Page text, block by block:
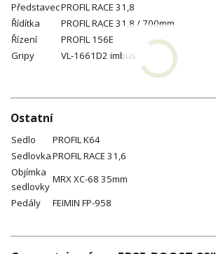
PředstavecPROFIL RACE 31,8
Řídítka
PROFIL RACE 31,8 / 700mm
Řízení
PROFIL 156E
Gripy
VL-1661D2 imbus
Ostatní
Sedlo
PROFIL K64
SedlovkaPROFIL RACE 31,6
Objímka
sedlovky
MRX XC-68 35mm
Pedály
FEIMIN FP-958